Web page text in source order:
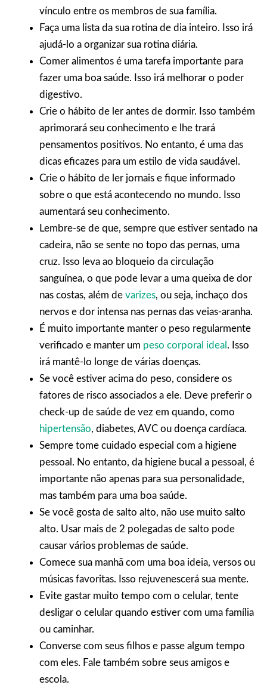
vínculo entre os membros de sua família.
Faça uma lista da sua rotina de dia inteiro. Isso irá
ajudá-lo a organizar sua rotina diária.
Comer alimentos é uma tarefa importante para
fazer uma boa saúde. Isso irá melhorar o poder
digestivo.
Crie o hábito de ler antes de dormir. Isso também
aprimorará seu conhecimento e lhe trará
pensamentos positivos. No entanto, é uma das
dicas eficazes para um estilo de vida saudável.
Crie o hábito de ler jornais e fique informado
sobre o que está acontecendo no mundo. Isso
aumentará seu conhecimento.
Lembre-se de que, sempre que estiver sentado na
cadeira, não se sente no topo das pernas, uma
cruz. Isso leva ao bloqueio da circulação
sanguínea, o que pode levar a uma queixa de dor
nas costas, além de varizes, ou seja, inchaço dos
nervos e dor intensa nas pernas das veias-aranha.
É muito importante manter o peso regularmente
verificado e manter um peso corporal ideal . Isso
irá mantê-lo longe de várias doenças.
Se você estiver acima do peso, considere os
fatores de risco associados a ele. Deve preferir o
check-up de saúde de vez em quando, como
hipertensão, diabetes, AVC ou doença cardíaca.
Sempre tome cuidado especial com a higiene
pessoal. No entanto, da higiene bucal a pessoal, é
importante não apenas para sua personalidade,
mas também para uma boa saúde.
Se você gosta de salto alto, não use muito salto
alto. Usar mais de 2 polegadas de salto pode
causar vários problemas de saúde.
Comece sua manhã com uma boa ideia, versos ou
músicas favoritas. Isso rejuvenescerá sua mente.
Evite gastar muito tempo com o celular, tente
desligar o celular quando estiver com uma família
ou caminhar.
Converse com seus filhos e passe algum tempo
com eles. Fale também sobre seus amigos e
escola.